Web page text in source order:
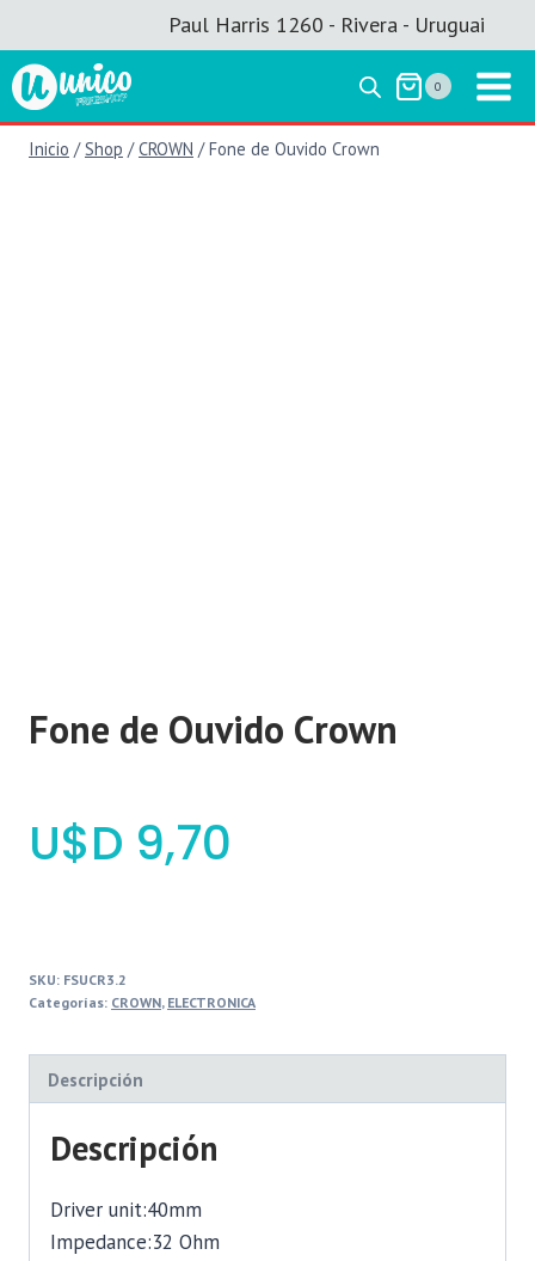
al
contenido
Paul Harris 1260 - Rivera - Uruguai
0
Inicio / Shop / CROWN / Fone de Ouvido Crown
Fone de Ouvido Crown
$ 9,70
SKU: FSUCR3.2
Categorías: CROWN, ELECTRONICA
Descripción
Descripción
Driver unit:40mm
Impedance:32 Ohm